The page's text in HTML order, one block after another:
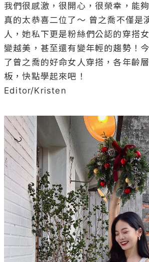
我們很感激，很開心，很榮幸，能
真的太恭喜二位了～ 曾之喬不僅是
人，她私下更是粉絲們公認的穿搭
變越美，甚至還有變年輕的趨勢！
了曾之喬的好命女人穿搭，各年齡
板，快點學起來吧！
Editor/Kristen